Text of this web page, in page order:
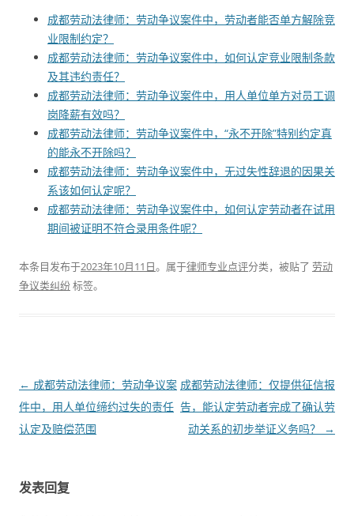
成都劳动法律师：劳动争议案件中，劳动者能否单方解除竞
业限制约定？
成都劳动法律师：劳动争议案件中，如何认定竞业限制条款
及其违约责任？
成都劳动法律师：劳动争议案件中，用人单位单方对员工调
岗降薪有效吗？
成都劳动法律师：劳动争议案件中，“永不开除”特别约定真
的能永不开除吗？
成都劳动法律师：劳动争议案件中，无过失性辞退的因果关
系该如何认定呢？
成都劳动法律师：劳动争议案件中，如何认定劳动者在试用
期间被证明不符合录用条件呢？
本条目发布于2023年10月11日。属于律师专业点评分类，被贴了 劳动
争议类纠纷标签。
文
章
导
← 成都劳动法律师：劳动争议案
件中，用人单位缔约过失的责任
认定及赔偿范围
成都劳动法律师：仅提供征信报
告，能认定劳动者完成了确认劳
动关系的初步举证义务吗？
→
发表回复